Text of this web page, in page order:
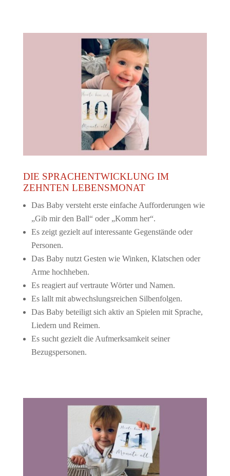
DIE SPRACHENTWICKLUNG IM
ZEHNTEN LEBENSMONAT
Das Baby versteht erste einfache Aufforderungen wie
„Gib mir den Ball“ oder „Komm her“.
Es zeigt gezielt auf interessante Gegenstände oder
Personen.
Das Baby nutzt Gesten wie Winken, Klatschen oder
Arme hochheben.
Es reagiert auf vertraute Wörter und Namen.
Es lallt mit abwechslungsreichen Silbenfolgen.
Das Baby beteiligt sich aktiv an Spielen mit Sprache,
Liedern und Reimen.
Es sucht gezielt die Aufmerksamkeit seiner
Bezugspersonen.